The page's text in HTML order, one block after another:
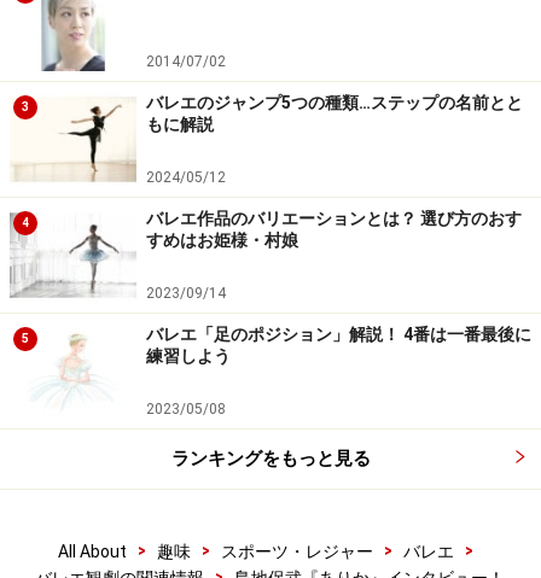
2014/07/02
3
バレエのジャンプ5つの種類…ステップの名前とと
もに解説
2024/05/12
4
バレエ作品のバリエーションとは？ 選び方のおす
すめはお姫様・村娘
2023/09/14
5
バレエ「足のポジション」解説！ 4番は一番最後に
練習しよう
2023/05/08
ランキングをもっと見る
All About > 趣味 > スポーツ・レジャー > バレエ
>